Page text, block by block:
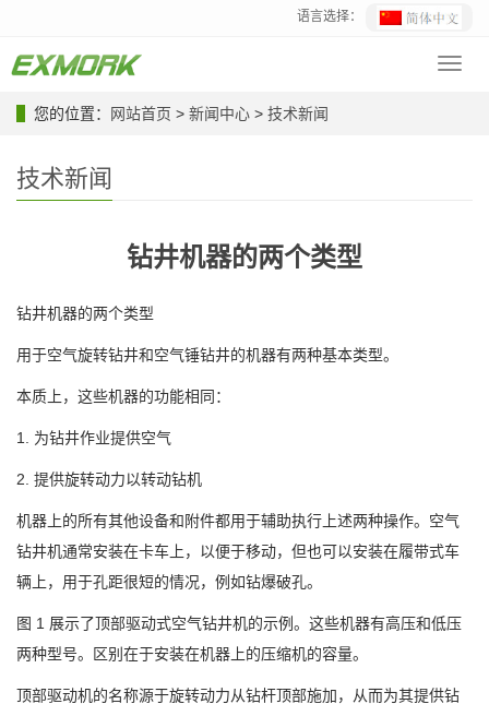
语言选择：
您的位置：
网站首页 > 新闻中心 > 技术新闻
技术新闻
钻井机器的两个类型
钻井机器的两个类型
用于空气旋转钻井和空气锤钻井的机器有两种基本类型。
本质上，这些机器的功能相同：
1. 为钻井作业提供空气
2. 提供旋转动力以转动钻机
机器上的所有其他设备和附件都用于辅助执行上述两种操作。空气
钻井机通常安装在卡车上，以便于移动，但也可以安装在履带式车
辆上，用于孔距很短的情况，例如钻爆破孔。
图 1 展示了顶部驱动式空气钻井机的示例。这些机器有高压和低压
两种型号。区别在于安装在机器上的压缩机的容量。
顶部驱动机的名称源于旋转动力从钻杆顶部施加，从而为其提供钻